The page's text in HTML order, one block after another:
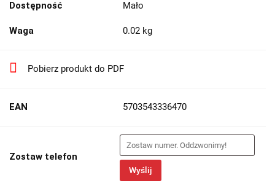
Dostępność Mało
Waga 0.02 kg
Pobierz produkt do PDF
EAN 5703543336470
Zostaw telefon
Wyślij